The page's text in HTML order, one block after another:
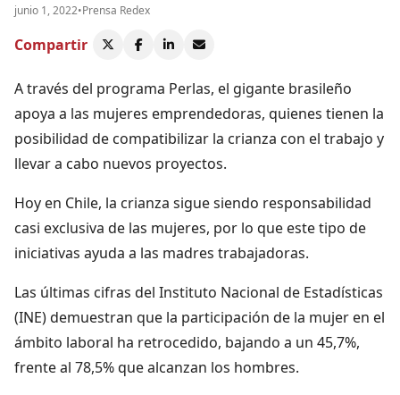
junio 1, 2022•Prensa Redex
Compartir
A través del programa Perlas, el gigante brasileño
apoya a las mujeres emprendedoras, quienes tienen la
posibilidad de compatibilizar la crianza con el trabajo y
llevar a cabo nuevos proyectos.
Hoy en Chile, la crianza sigue siendo responsabilidad
casi exclusiva de las mujeres, por lo que este tipo de
iniciativas ayuda a las madres trabajadoras.
Las últimas cifras del Instituto Nacional de Estadísticas
(INE) demuestran que la participación de la mujer en el
ámbito laboral ha retrocedido, bajando a un 45,7%,
frente al 78,5% que alcanzan los hombres.